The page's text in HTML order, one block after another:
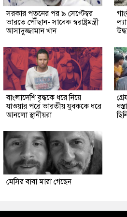
সরকার পতনের পর ৯ সেপ্টেম্বর
ভারতে পৌঁছান- সাবেক স্বরাষ্ট্রমন্ত্রী
আসাদুজ্জামান খান
বাংলাদেশি বৃদ্ধকে ধরে নিয়ে
যাওয়ার পরে ভারতীয় যুবককে ধরে
আনলো স্থানীয়রা
মেসির বাবা মারা গেছেন